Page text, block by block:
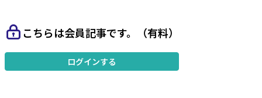
こちらは会員記事です。（有料）
ログインする